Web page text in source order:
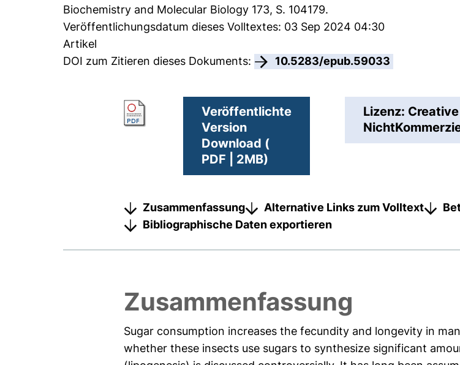
Biochemistry and Molecular Biology 173, S. 104179.
Veröffentlichungsdatum dieses Volltextes: 03 Sep 2024 04:30
Artikel
DOI zum Zitieren dieses Dokuments:
10.5283/epub.59033
Veröffentlichte
Version
Download (
PDF | 2MB)
Lizenz:
Zusammenfassung Alternative Links zum Volltext
Bibliographische Daten exportieren
Zusammenfassung
Sugar consumption increases the fecundity and longevity in
whether these insects use sugars to synthesize significant